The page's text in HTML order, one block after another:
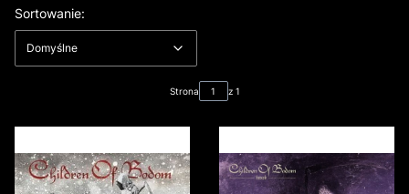
Lista produktów
Sortowanie:
Domyślne
Strona z 1